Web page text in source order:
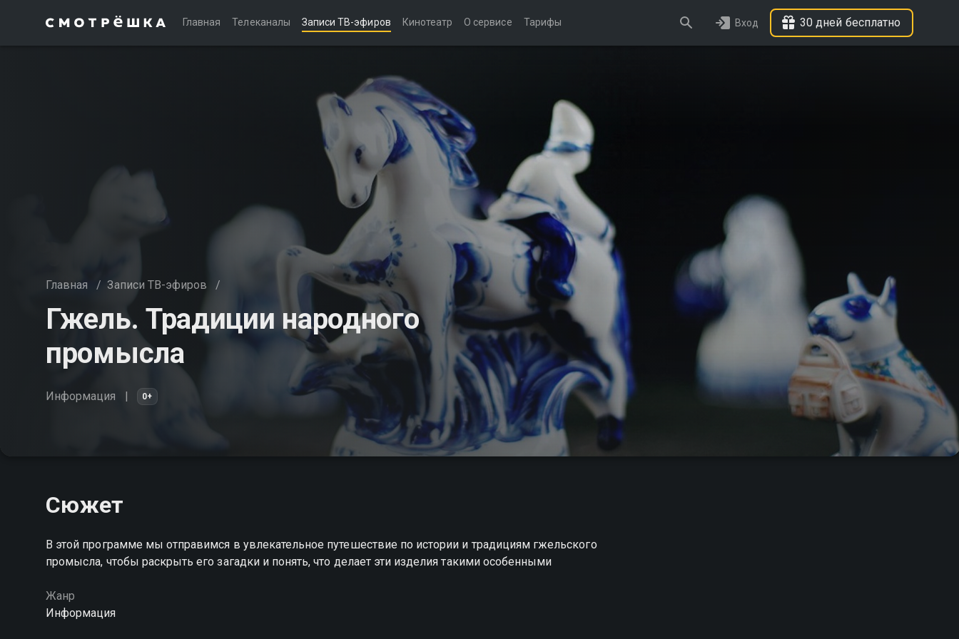
Главная Телеканалы Записи ТВ-эфиров Кинотеатр О сервисе Тарифы Вход 30 дней бесплатно
Главная / Записи ТВ-эфиров /
Гжель. Традиции народного
промысла
Информация 0+
Сюжет
В этой программе мы отправимся в увлекательное путешествие по истории и традициям гжельского
промысла, чтобы раскрыть его загадки и понять, что делает эти изделия такими особенными
Жанр
Информация